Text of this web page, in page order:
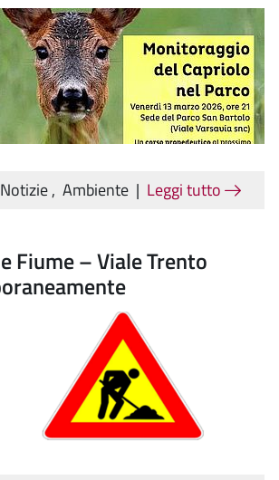
Notizie, Ambiente | Leggi tutto
Fiume – Viale Trento